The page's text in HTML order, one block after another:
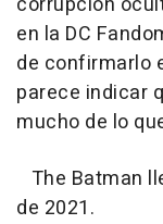
en la DC
de confirmarlo
parece indicar
mucho de lo
The Batman
de 2021.